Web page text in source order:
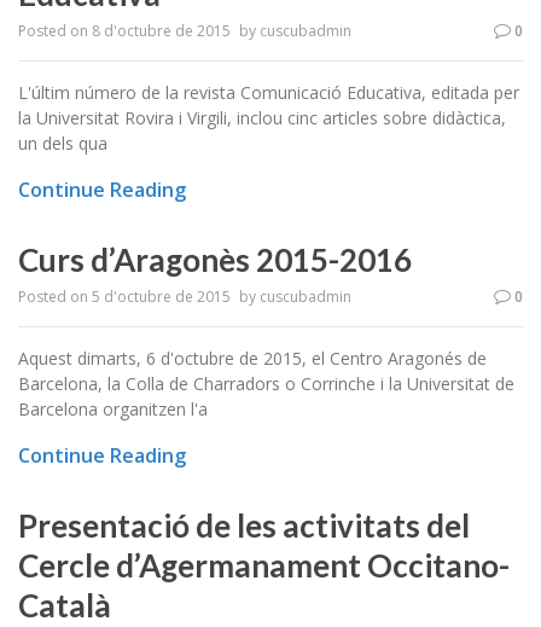
Posted on 8 d'octubre de 2015 by cuscubadmin 0
L'últim número de la revista Comunicació Educativa, editada per
la Universitat Rovira i Virgili, inclou cinc articles sobre didàctica,
un dels qua
Continue Reading
Curs d’Aragonès 2015-2016
Posted on 5 d'octubre de 2015 by cuscubadmin 0
Aquest dimarts, 6 d'octubre de 2015, el Centro Aragonés de
Barcelona, la Colla de Charradors o Corrinche i la Universitat de
Barcelona organitzen l'a
Continue Reading
Presentació de les activitats del
Cercle d’Agermanament Occitano-
Català